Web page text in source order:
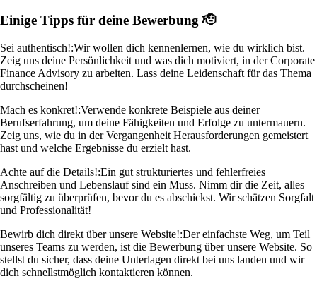
Einige Tipps für deine Bewerbung 🫡
Sei authentisch!:Wir wollen dich kennenlernen, wie du wirklich bist.
Zeig uns deine Persönlichkeit und was dich motiviert, in der Corporate
Finance Advisory zu arbeiten. Lass deine Leidenschaft für das Thema
durchscheinen!
Mach es konkret!:Verwende konkrete Beispiele aus deiner
Berufserfahrung, um deine Fähigkeiten und Erfolge zu untermauern.
Zeig uns, wie du in der Vergangenheit Herausforderungen gemeistert
hast und welche Ergebnisse du erzielt hast.
Achte auf die Details!:Ein gut strukturiertes und fehlerfreies
Anschreiben und Lebenslauf sind ein Muss. Nimm dir die Zeit, alles
sorgfältig zu überprüfen, bevor du es abschickst. Wir schätzen Sorgfalt
und Professionalität!
Bewirb dich direkt über unsere Website!:Der einfachste Weg, um Teil
unseres Teams zu werden, ist die Bewerbung über unsere Website. So
stellst du sicher, dass deine Unterlagen direkt bei uns landen und wir
dich schnellstmöglich kontaktieren können.